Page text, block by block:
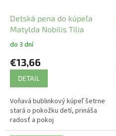
Detská pena do kúpeľa
Matylda Nobilis Tilia
do 3 dní
€13,66
DETAIL
Voňavá bublinkový kúpeľ šetrne
stará o pokožku detí, prináša
radosť a pokoj